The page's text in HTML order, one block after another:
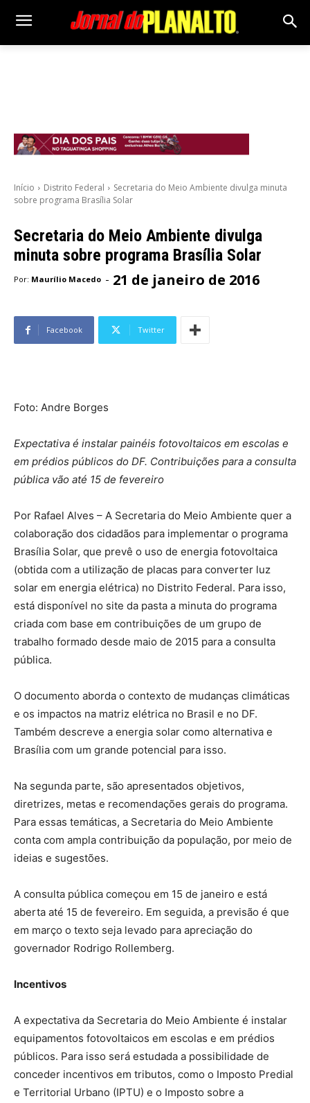
Início Distrito Federal
Secretaria do Meio Ambiente divulga minuta
sobre programa Brasília Solar
Secretaria do Meio Ambiente divulga
minuta sobre programa Brasília Solar
Por: Maurílio Macedo - 21 de janeiro de 2016
Facebook Twitter
Foto: Andre Borges
Expectativa é instalar painéis fotovoltaicos em escolas e
em prédios públicos do DF. Contribuições para a consulta
pública vão até 15 de fevereiro
Por Rafael Alves – A Secretaria do Meio Ambiente quer a
colaboração dos cidadãos para implementar o programa
Brasília Solar, que prevê o uso de energia fotovoltaica
(obtida com a utilização de placas para converter luz
solar em energia elétrica) no Distrito Federal. Para isso,
está disponível no site da pasta a minuta do programa
criada com base em contribuições de um grupo de
trabalho formado desde maio de 2015 para a consulta
pública.
O documento aborda o contexto de mudanças climáticas
e os impactos na matriz elétrica no Brasil e no DF.
Também descreve a energia solar como alternativa e
Brasília com um grande potencial para isso.
Na segunda parte, são apresentados objetivos,
diretrizes, metas e recomendações gerais do programa.
Para essas temáticas, a Secretaria do Meio Ambiente
conta com ampla contribuição da população, por meio de
ideias e sugestões.
A consulta pública começou em 15 de janeiro e está
aberta até 15 de fevereiro. Em seguida, a previsão é que
em março o texto seja levado para apreciação do
governador Rodrigo Rollemberg.
Incentivos
A expectativa da Secretaria do Meio Ambiente é instalar
equipamentos fotovoltaicos em escolas e em prédios
públicos. Para isso será estudada a possibilidade de
conceder incentivos em tributos, como o Imposto Predial
e Territorial Urbano (IPTU) e o Imposto sobre a